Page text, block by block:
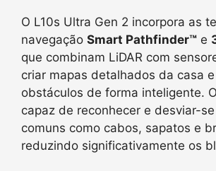
O L10s Ultra Gen 2 incorpora as
navegação Smart Pathfinder™ e
que combinam LiDAR com
criar mapas detalhados da casa
obstáculos de forma inteligente.
capaz de reconhecer e desviar-
comuns como cabos, sapatos e
reduzindo significativamente os